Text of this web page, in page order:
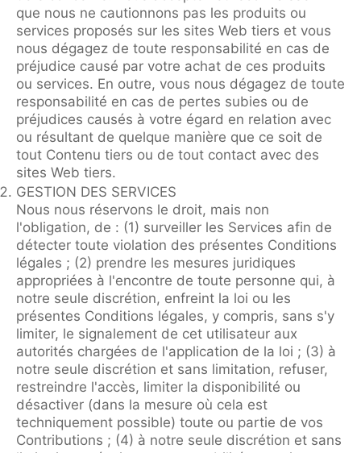
que nous ne cautionnons pas les produits ou
services proposés sur les sites Web tiers et vous
nous dégagez de toute responsabilité en cas de
préjudice causé par votre achat de ces produits
ou services. En outre, vous nous dégagez de toute
responsabilité en cas de pertes subies ou de
préjudices causés à votre égard en relation avec
ou résultant de quelque manière que ce soit de
tout Contenu tiers ou de tout contact avec des
sites Web tiers.
GESTION DES SERVICES
Nous nous réservons le droit, mais non
l'obligation, de : (1) surveiller les Services afin de
détecter toute violation des présentes Conditions
légales ; (2) prendre les mesures juridiques
appropriées à l'encontre de toute personne qui, à
notre seule discrétion, enfreint la loi ou les
présentes Conditions légales, y compris, sans s'y
limiter, le signalement de cet utilisateur aux
autorités chargées de l'application de la loi ; (3) à
notre seule discrétion et sans limitation, refuser,
restreindre l'accès, limiter la disponibilité ou
désactiver (dans la mesure où cela est
techniquement possible) toute ou partie de vos
Contributions ; (4) à notre seule discrétion et sans